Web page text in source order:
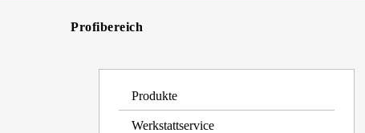
Profibereich
Produkte
Werkstattservice